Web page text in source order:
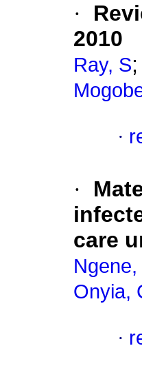
·
2010
Ray, S;
·
·
care
Onyia,
·